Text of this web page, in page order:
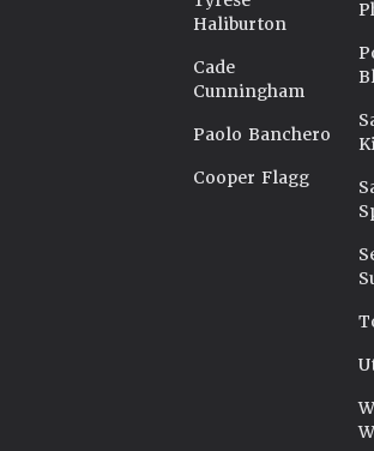
Haliburton
Cade
Cunningham
Paolo Banchero
Cooper Flagg